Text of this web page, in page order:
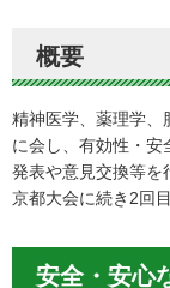
概要
精神医学、薬理学、
に会し、有効性・
発表や意見交換等を
京都大会に続き2回目
安全・安心